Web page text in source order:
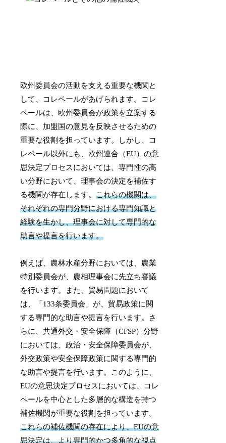
欧州委員会の活動を支える重要な機関と
して、コレペールがあげられます。コレ
ペールは、欧州委員会が政策を立案する
際に、加盟国の意見を反映させるための
重要な役割を担っています。しかし、コ
レペール以外にも、欧州連合（EU）の意
思決定プロセスにおいては、専門性の高
い分野において、理事会の決定を補佐す
る機関が存在します。これらの機関は、
それぞれの専門分野における専門知識と
経験を生かし、理事会に対して専門的な
助言や提言を行います。
例えば、農林水産分野においては、農業
特別委員会が、農相理事会に先立ち審議
を行います。また、貿易問題において
は、「133条委員会」が、貿易政策に関
する専門的な助言や提言を行います。さ
らに、共通外交・安全保障（CFSP）分野
においては、政治・安全保障委員会が、
外交政策や安全保障政策に関する専門的
な助言や提言を行います。このように、
EUの意思決定プロセスにおいては、コレ
ペールを中心とした多層的な構造を持つ
補佐機関が重要な役割を担っています。
これらの補佐機関の存在により、EUの意
思決定は、より専門的かつ多角的な視点